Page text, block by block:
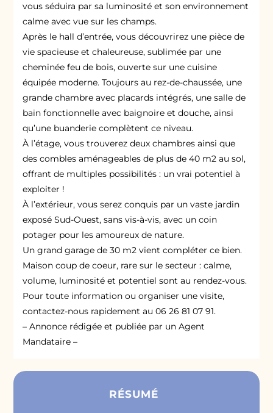
vous séduira par sa luminosité et son environnement
calme avec vue sur les champs.
Après le hall d’entrée, vous découvrirez une pièce de
vie spacieuse et chaleureuse, sublimée par une
cheminée feu de bois, ouverte sur une cuisine
équipée moderne. Toujours au rez-de-chaussée, une
grande chambre avec placards intégrés, une salle de
bain fonctionnelle avec baignoire et douche, ainsi
qu’une buanderie complètent ce niveau.
À l’étage, vous trouverez deux chambres ainsi que
des combles aménageables de plus de 40 m2 au sol,
offrant de multiples possibilités : un vrai potentiel à
exploiter !
À l’extérieur, vous serez conquis par un vaste jardin
exposé Sud-Ouest, sans vis-à-vis, avec un coin
potager pour les amoureux de nature.
Un grand garage de 30 m2 vient compléter ce bien.
Maison coup de coeur, rare sur le secteur : calme,
volume, luminosité et potentiel sont au rendez-vous.
Pour toute information ou organiser une visite,
contactez-nous rapidement au 06 26 81 07 91.
– Annonce rédigée et publiée par un Agent
Mandataire –
RÉSUMÉ